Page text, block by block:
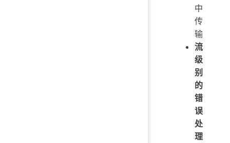
中
传
输
流
级
别
的
错
误
处
理